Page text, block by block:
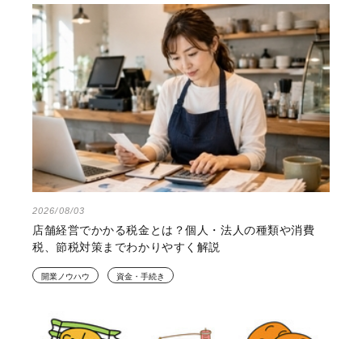
2026/08/03
店舗経営でかかる税金とは？個人・法人の種類や消費
税、節税対策までわかりやすく解説
開業ノウハウ 資金・手続き